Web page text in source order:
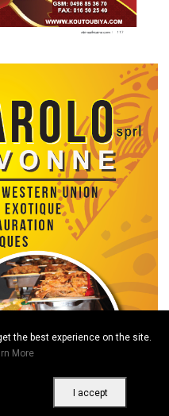
the best experience on the site.
More
I accept